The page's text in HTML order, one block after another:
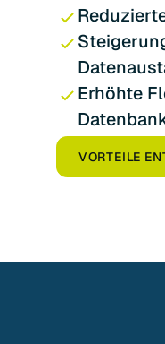
Erhöhte
VORTEILE